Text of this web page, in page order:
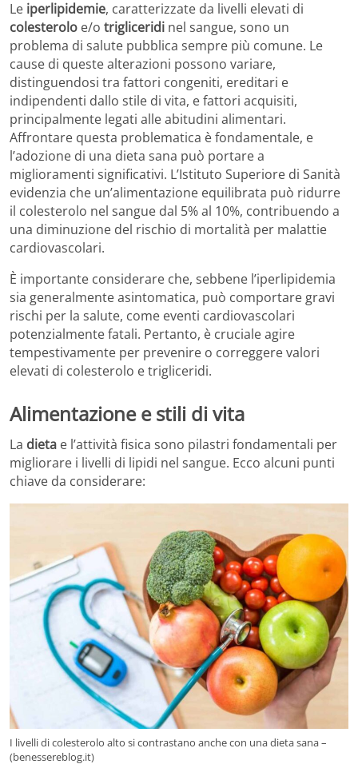
Le iperlipidemie, caratterizzate da livelli elevati di
colesterolo e/o trigliceridi nel sangue, sono un
problema di salute pubblica sempre più comune. Le
cause di queste alterazioni possono variare,
distinguendosi tra fattori congeniti, ereditari e
indipendenti dallo stile di vita, e fattori acquisiti,
principalmente legati alle abitudini alimentari.
Affrontare questa problematica è fondamentale, e
l’adozione di una dieta sana può portare a
miglioramenti significativi. L’Istituto Superiore di Sanità
evidenzia che un’alimentazione equilibrata può ridurre
il colesterolo nel sangue dal 5% al 10%, contribuendo a
una diminuzione del rischio di mortalità per malattie
cardiovascolari.
È importante considerare che, sebbene l’iperlipidemia
sia generalmente asintomatica, può comportare gravi
rischi per la salute, come eventi cardiovascolari
potenzialmente fatali. Pertanto, è cruciale agire
tempestivamente per prevenire o correggere valori
elevati di colesterolo e trigliceridi.
Alimentazione e stili di vita
La dieta e l’attività fisica sono pilastri fondamentali per
migliorare i livelli di lipidi nel sangue. Ecco alcuni punti
chiave da considerare:
I livelli di colesterolo alto si contrastano anche con una dieta sana –
(benessereblog.it)